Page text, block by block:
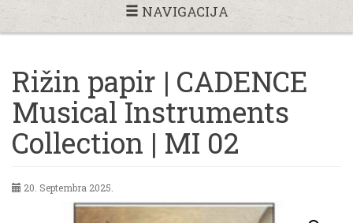
NAVIGACIJA
Rižin papir | CADENCE
Musical Instruments
Collection | MI 02
20. Septembra 2025.